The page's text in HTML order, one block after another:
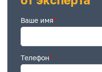
Ваше имя*
Телефон*